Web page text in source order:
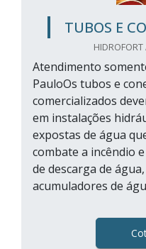
TUBOS E
Atendimento
PauloOs tubos e
comercializados
em instalações
expostas de água
combate a incêndio
de descarga de
acumuladores de